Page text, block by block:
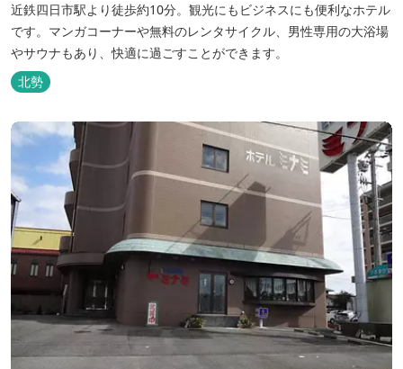
近鉄四日市駅より徒歩約10分。観光にもビジネスにも便利なホテル
です。マンガコーナーや無料のレンタサイクル、男性専用の大浴場
やサウナもあり、快適に過ごすことができます。
北勢